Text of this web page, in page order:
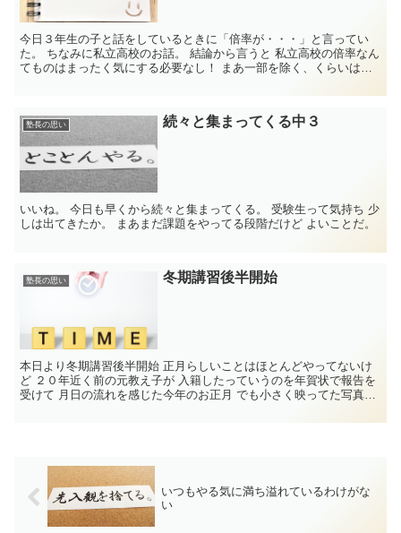
今日３年生の子と話をしているときに「倍率が・・・」と言ってい
た。 ちなみに私立高校のお話。 結論から言うと 私立高校の倍率なん
てものはまったく気にする必要なし！ まあ一部を除く、くらいは言
塾長の思い 続々と集まってくる中３
いいね。 今日も早くから続々と集まってくる。 受験生って気持ち 少
しは出てきたか。 まあまだ課題をやってる段階だけど よいことだ。
塾長の思い 冬期講習後半開始
本日より冬期講習後半開始 正月らしいことはほとんどやってないけ
ど ２０年近く前の元教え子が 入籍したっていうのを年賀状で報告を
受けて 月日の流れを感じた今年のお正月 でも小さく映ってた写真
いつもやる気に満ち溢れているわけがな
い